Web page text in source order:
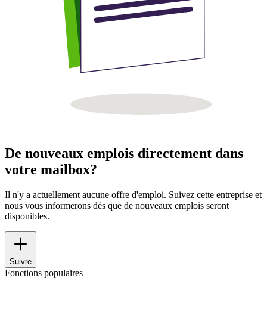
De nouveaux emplois directement dans
votre mailbox?
Il n'y a actuellement aucune offre d'emploi. Suivez cette entreprise et
nous vous informerons dès que de nouveaux emplois seront
disponibles.
Suivre
Fonctions populaires